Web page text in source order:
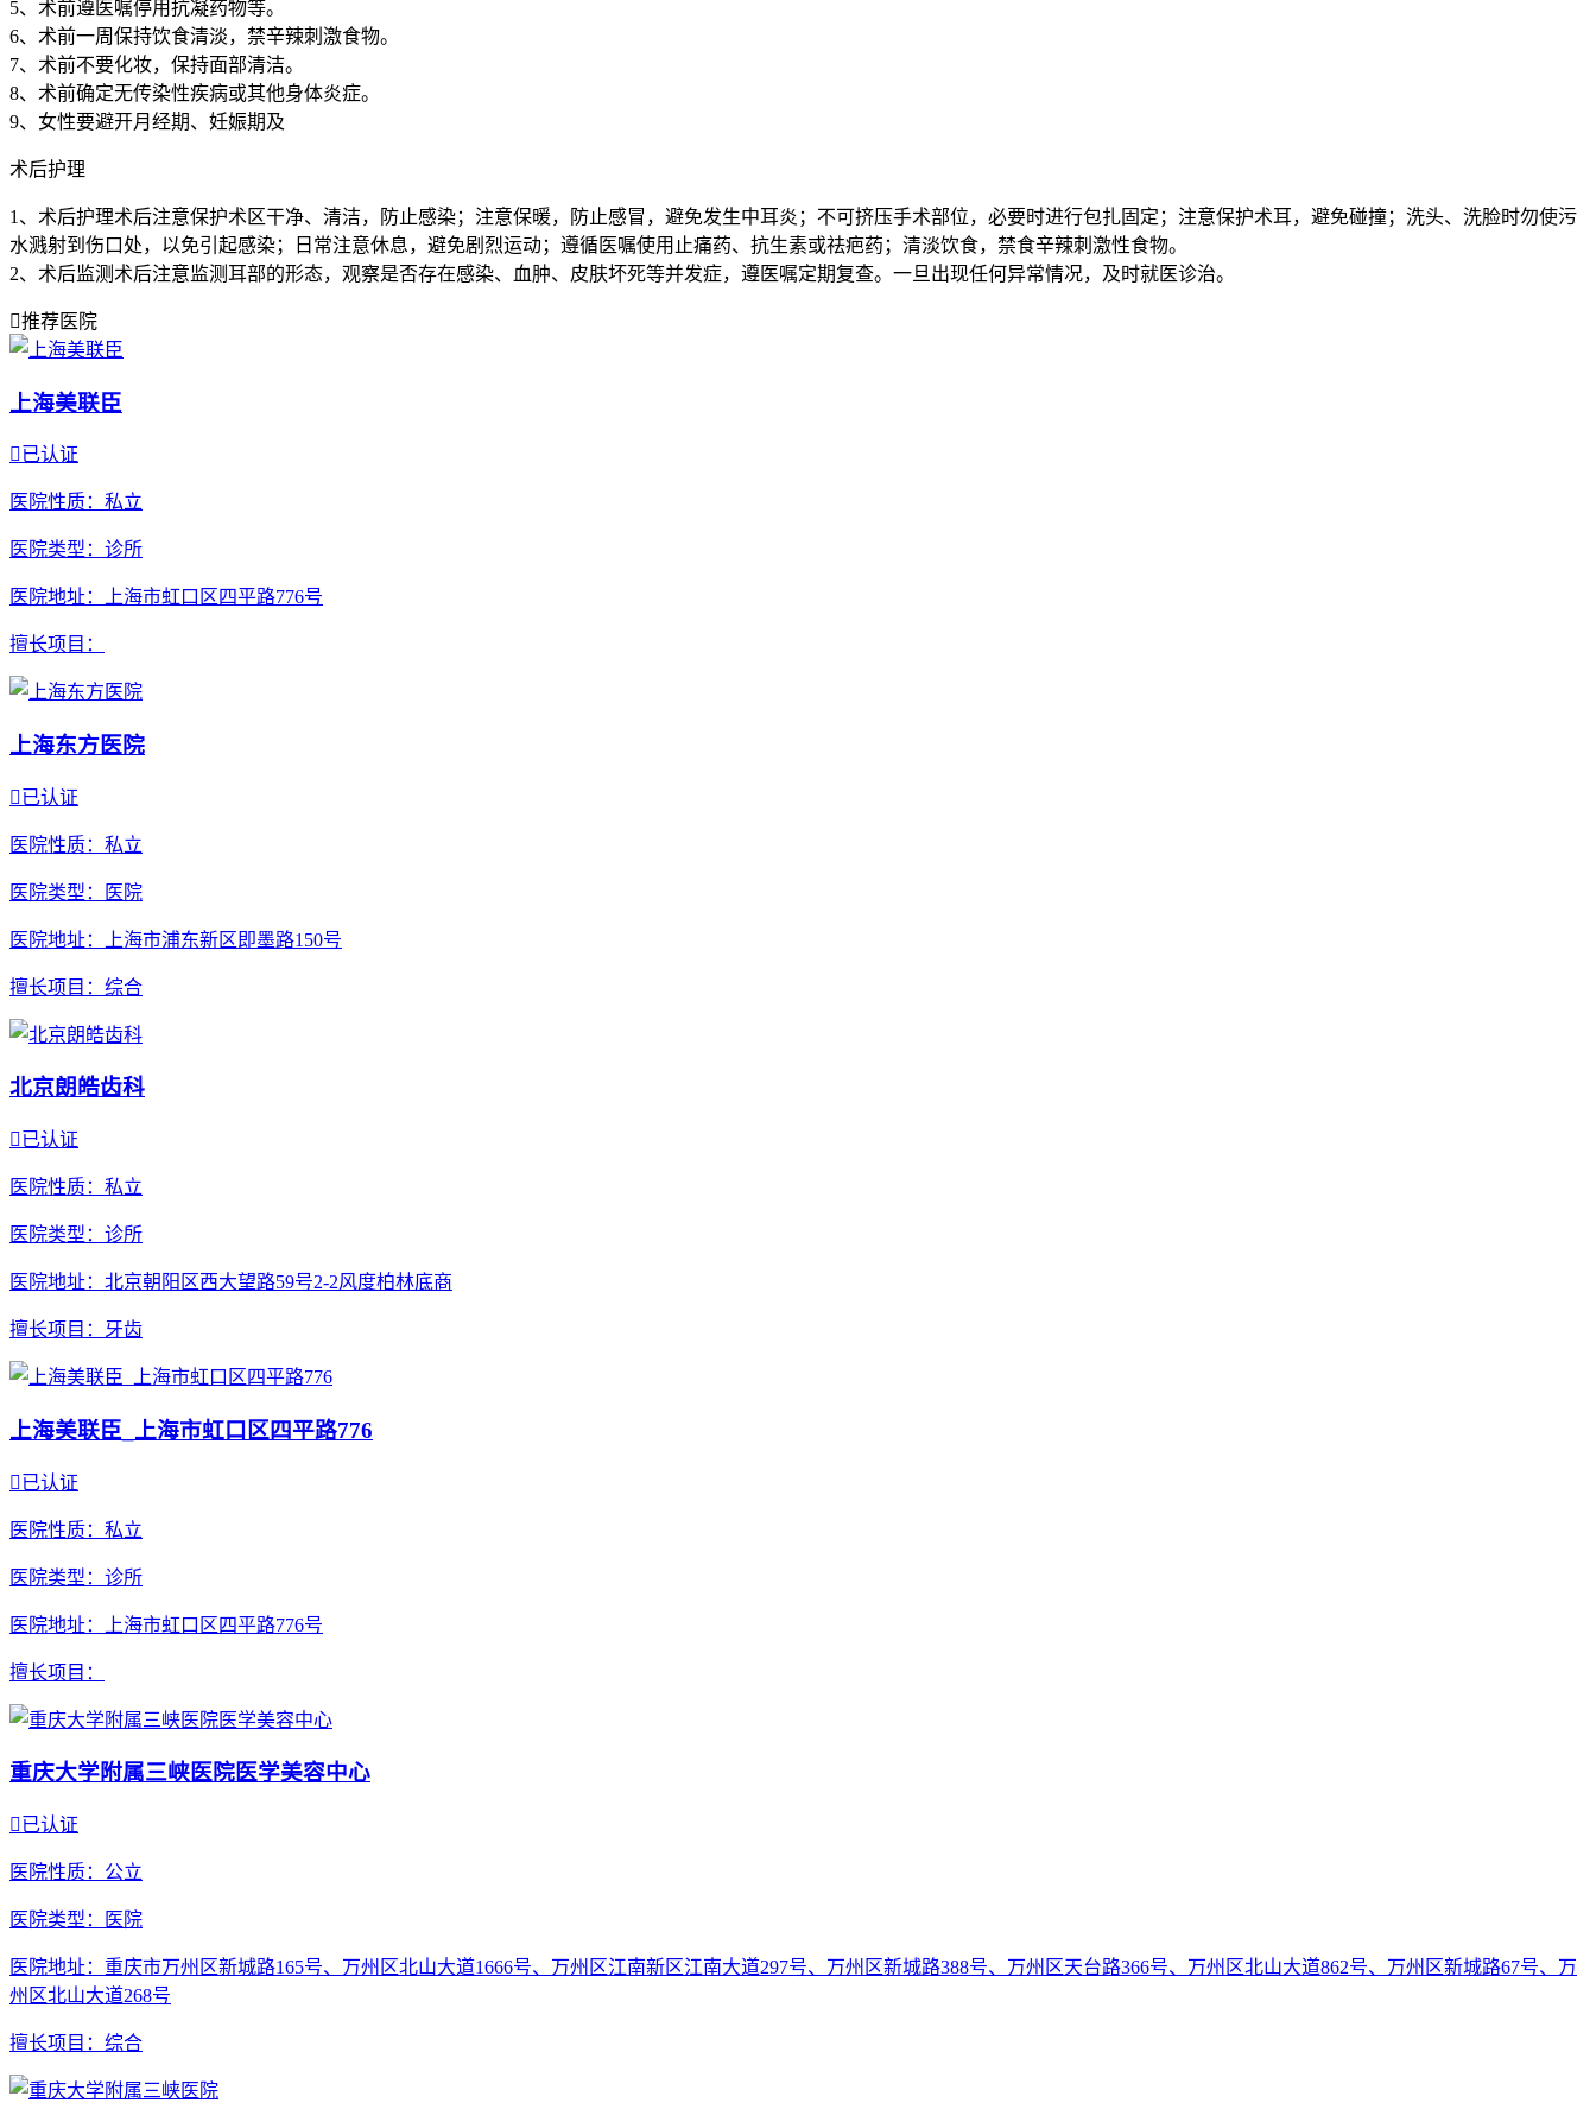
5、术前遵医嘱停用抗凝药物等。
6、术前一周保持饮食清淡，禁辛辣刺激食物。
7、术前不要化妆，保持面部清洁。
8、术前确定无传染性疾病或其他身体炎症。
9、女性要避开月经期、妊娠期及
术后护理
1、术后护理术后注意保护术区干净、清洁，防止感染；注意保暖，防止感冒，避免发生中耳炎；不可挤压手术部位，必要时进行包扎固定；注意保护术耳，避免碰撞；洗头、洗脸时勿使污
水溅射到伤口处，以免引起感染；日常注意休息，避免剧烈运动；遵循医嘱使用止痛药、抗生素或祛疤药；清淡饮食，禁食辛辣刺激性食物。
2、术后监测术后注意监测耳部的形态，观察是否存在感染、血肿、皮肤坏死等并发症，遵医嘱定期复查。一旦出现任何异常情况，及时就医诊治。
推荐医院
上海美联臣
已认证
医院性质：私立
医院类型 ：诊所
医院地址：上海市虹口区四平路776号
擅长项目 ：
上海东方医院
已认证
医院性质：私立
医院类型 ：医院
医院地址：上海市浦东新区即墨路150号
擅长项目 ：综合
北京朗皓齿科
已认证
医院性质：私立
医院类型 ：诊所
医院地址：北京朝阳区西大望路59号2-2风度柏林底商
擅长项目 ：牙齿
上海美联臣_上海市虹口区四平路776
已认证
医院性质：私立
医院类型 ：诊所
医院地址：上海市虹口区四平路776号
擅长项目 ：
重庆大学附属三峡医院医学美容中心
已认证
医院性质：公立
医院类型 ：医院
医院地址：重庆市万州区新城路165号、万州区北山大道1666号、万州区江南新区江南大道297号、万州区新城路388号、万州区天台路366号、万州区北山大道862号、万州区新城路67号、万
州区北山大道268号
擅长项目 ：综合